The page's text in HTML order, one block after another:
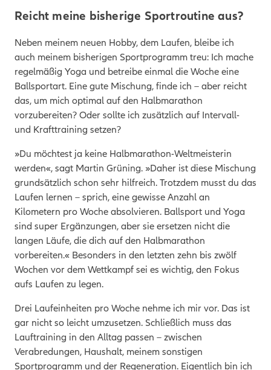
Reicht meine bisherige Sportroutine aus?
Neben meinem neuen Hobby, dem Laufen, bleibe ich
auch meinem bisherigen Sportprogramm treu: Ich mache
regelmäßig Yoga und betreibe einmal die Woche eine
Ballsportart. Eine gute Mischung, finde ich – aber reicht
das, um mich optimal auf den Halbmarathon
vorzubereiten? Oder sollte ich zusätzlich auf Intervall-
und Krafttraining setzen?
»Du möchtest ja keine Halbmarathon-Weltmeisterin
werden«, sagt Martin Grüning. »Daher ist diese Mischung
grundsätzlich schon sehr hilfreich. Trotzdem musst du das
Laufen lernen – sprich, eine gewisse Anzahl an
Kilometern pro Woche absolvieren. Ballsport und Yoga
sind super Ergänzungen, aber sie ersetzen nicht die
langen Läufe, die dich auf den Halbmarathon
vorbereiten.« Besonders in den letzten zehn bis zwölf
Wochen vor dem Wettkampf sei es wichtig, den Fokus
aufs Laufen zu legen.
Drei Laufeinheiten pro Woche nehme ich mir vor. Das ist
gar nicht so leicht umzusetzen. Schließlich muss das
Lauftraining in den Alltag passen – zwischen
Verabredungen, Haushalt, meinem sonstigen
Sportprogramm und der Regeneration. Eigentlich bin ich